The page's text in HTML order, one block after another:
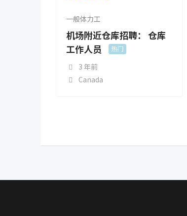
一般体力工
机场附近仓库招聘： 仓库
工作人员
热门
3 年前
Canada